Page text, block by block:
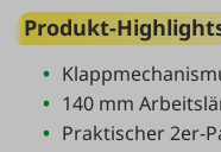
Produkt-
140 mm
Praktischer 2er-